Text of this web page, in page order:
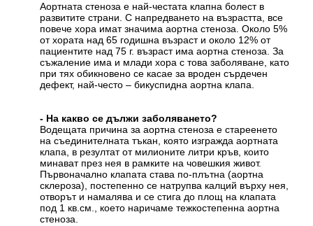
Аортната стеноза е най-честата клапна болест в
развитите страни. С напредването на възрастта, все
повече хора имат значима аортна стеноза. Около 5%
от хората над 65 годишна възраст и около 12% от
пациентите над 75 г. възраст има аортна стеноза. За
съжаление има и млади хора с това заболяване, като
при тях обикновено се касае за вроден сърдечен
дефект, най-често – бикуспидна аортна клапа.
- На какво се дължи заболяването?
Водещата причина за аортна стеноза е стареенето
на съединителната тъкан, която изгражда аортната
клапа, в резултат от милионите литри кръв, които
минават през нея в рамките на човешкия живот.
Първоначално клапата става по-плътна (аортна
склероза), постепенно се натрупва калций върху нея,
отворът и намалява и се стига до площ на клапата
под 1 кв.см., което наричаме тежкостепенна аортна
стеноза.